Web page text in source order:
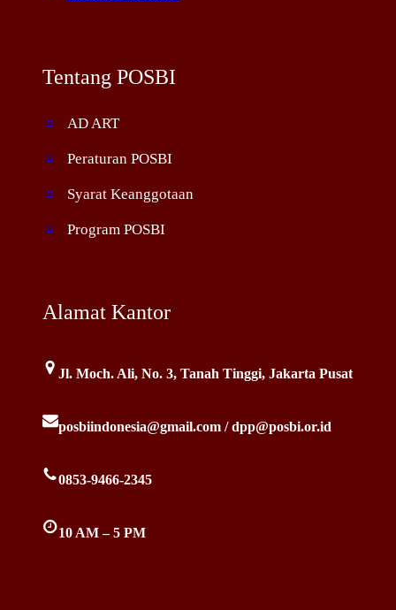
Tentang POSBI
AD ART
Peraturan POSBI
Syarat Keanggotaan
Program POSBI
Alamat Kantor
Jl. Moch. Ali, No. 3, Tanah Tinggi, Jakarta Pusat
posbiindonesia@gmail.com / dpp@posbi.or.id
0853-9466-2345
10 AM – 5 PM